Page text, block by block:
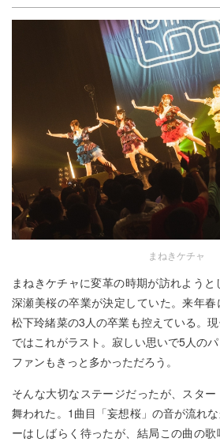
まねきケチャ
まねきケチャに変革の時期が訪れよう
深瀬美桜の卒業が決定していた。来年春
松下玲緒菜の3人の卒業も控えている。
ではこれがラスト。寂しい思いで5人の
ファンもきっと多かっただろう。
そんな大切なステージだったが、スタ
舞われた。1曲目「妄想桜」の音が流れ
ーはしばらく待ったが、結局この曲の